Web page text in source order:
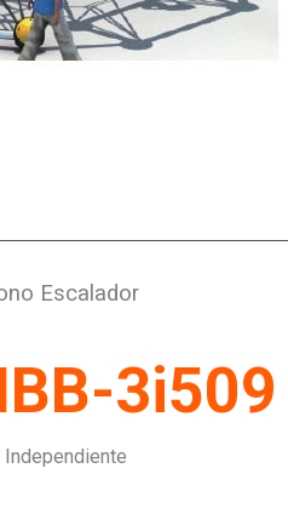
Escalador
3i509